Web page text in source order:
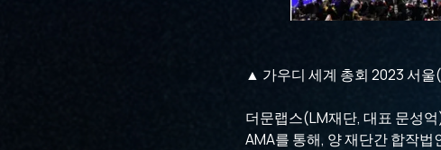
▲ 가우디 세계 총회 2023 서
더문랩스(LM재단, 대표 문성
AMA를 통해, 양 재단간 합작